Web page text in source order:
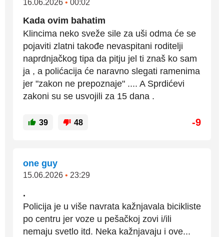
16.06.2026 • 00:02
Kada ovim bahatim
Klincima neko sveže sile za uši odma će se
pojaviti zlatni takođe nevaspitani roditelji
naprdnjačkog tipa da pitju jel ti znaš ko sam
ja , a polićacija će naravno slegati ramenima
jer "zakon ne prepoznaje" .... A Sprdićevi
zakoni su se usvojili za 15 dana .
39 48 -9
one guy
15.06.2026 • 23:29
.
Policija je u više navrata kažnjavala bicikliste
po centru jer voze u pešačkoj zovi i/ili
nemaju svetlo itd. Neka kažnjavaju i ove...